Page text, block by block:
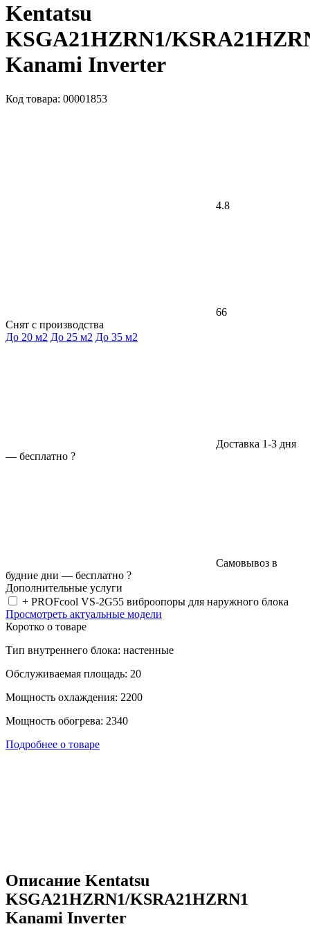
Kentatsu
KSGA21HZRN1/
Kanami Inverter
Код товара: 00001853
4.8
66
Снят с производства
До 20 м2 До 25 м2 До 35 м2
Доставка 1-3 дня
— бесплатно ?
Самовывоз в
будние дни — бесплатно ?
Дополнительные услуги
+ PROFcool VS-2G55 виброопоры для наружного блока
Просмотреть актуальные модели
Коротко о товаре
Тип внутреннего блока: настенные
Обслуживаемая площадь: 20
Мощность охлаждения: 2200
Мощность обогрева: 2340
Подробнее о товаре
Описание Kentatsu
KSGA21HZRN1/KSRA21HZRN1
Kanami Inverter